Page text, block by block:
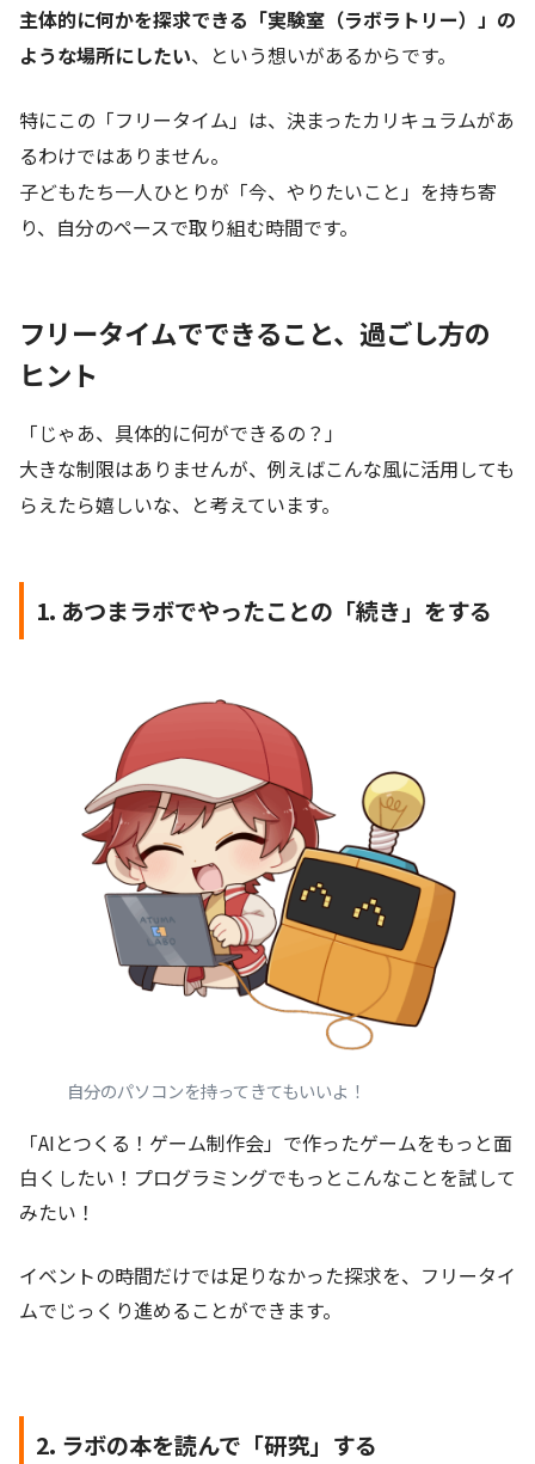
主体的に何かを探求できる「実験室（ラボラトリー）」の
ような場所にしたい、という想いがあるからです。
特にこの「フリータイム」は、決まったカリキュラムがあ
るわけではありません。
子どもたち一人ひとりが「今、やりたいこと」を持ち寄
り、自分のペースで取り組む時間です。
フリータイムでできること、過ごし方の
ヒント
「じゃあ、具体的に何ができるの？」
大きな制限はありませんが、例えばこんな風に活用しても
らえたら嬉しいな、と考えています。
1. あつまラボでやったことの「続き」をする
自分のパソコンを持ってきてもいいよ！
「AIとつくる！ゲーム制作会」で作ったゲームをもっと面
白くしたい！プログラミングでもっとこんなことを試して
みたい！
イベントの時間だけでは足りなかった探求を、フリータイ
ムでじっくり進めることができます。
2. ラボの本を読んで「研究」する